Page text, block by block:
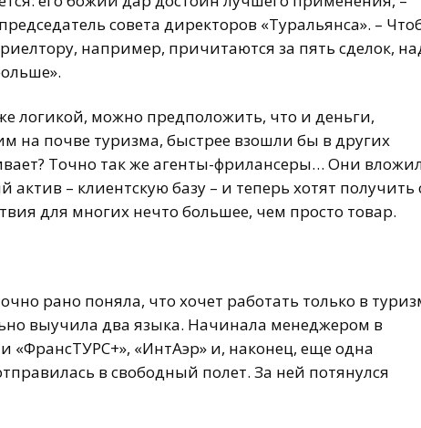
совета директоров «Туральянса». –
например, причитаются за пять сделок,
логикой, можно предположить, что и деньги,
на почве туризма, быстрее взошли бы в других
Точно так же агенты-фрилансеры… Они
– клиентскую базу – и теперь хотят получить
для многих нечто большее, чем просто товар.
рано поняла, что хочет работать только в
выучила два языка. Начинала менеджером в
«ФрансТУРС+», «ИнтАэр» и, наконец, еще одна
в свободный полет. За ней потянулся